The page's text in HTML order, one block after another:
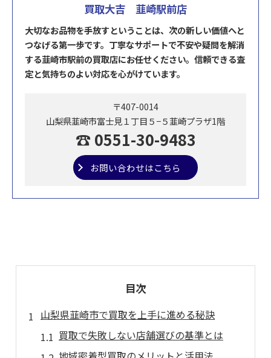
買取大吉 韮崎駅前店
大切なお品物を手放すということは、次の新しい価値へと
つなげる第一歩です。丁寧なサポートで不安や疑問を解消
する韮崎市駅前の買取店にお任せください。信頼できる査
定と気持ちのよい対応を心がけています。
〒407-0014
山梨県韮崎市富士見１丁目５−５韮崎プラザ1階
☎ 0551-30-9483
お問い合わせはこちら
目次
山梨県韮崎市で買取を上手に進める秘訣
買取で失敗しない店舗選びの基準とは